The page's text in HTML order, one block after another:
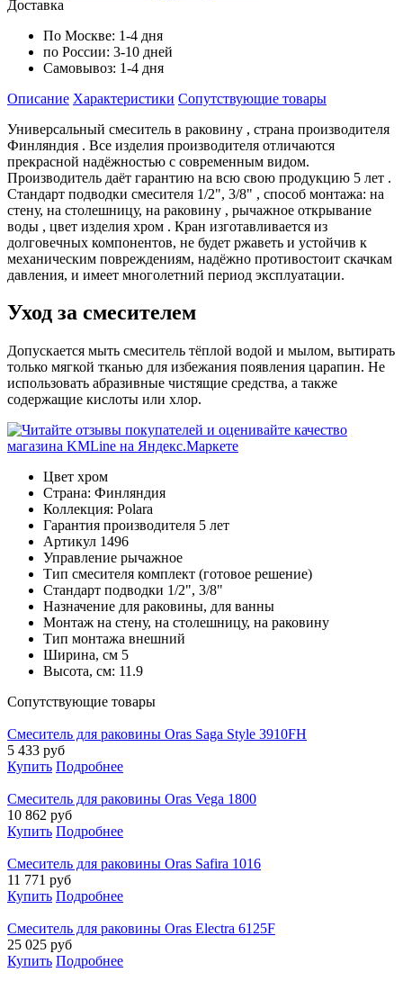
Доставка
По Москве: 1-4 дня
по России: 3-10 дней
Самовывоз: 1-4 дня
Описание Характеристики Cопутствующие товары
Универсальный смеситель в раковину , страна производителя
Финляндия . Все изделия производителя отличаются
прекрасной надёжностью с современным видом.
Производитель даёт гарантию на всю свою продукцию 5 лет .
Стандарт подводки смесителя 1/2", 3/8" , способ монтажа: на
стену, на столешницу, на раковину , рычажное открывание
воды , цвет изделия хром . Кран изготавливается из
долговечных компонентов, не будет ржаветь и устойчив к
механическим повреждениям, надёжно противостоит скачкам
давления, и имеет многолетний период эксплуатации.
Уход за смесителем
Допускается мыть смеситель тёплой водой и мылом, вытирать
только мягкой тканью для избежания появления царапин. Не
использовать абразивные чистящие средства, а также
содержащие кислоты или хлор.
Цвет хром
Страна: Финляндия
Коллекция: Polara
Гарантия производителя 5 лет
Артикул 1496
Управление рычажное
Тип смесителя комплект (готовое решение)
Стандарт подводки 1/2", 3/8"
Назначение для раковины, для ванны
Монтаж на стену, на столешницу, на раковину
Тип монтажа внешний
Ширина, см 5
Высота, см: 11.9
Cопутствующие товары
Смеситель для раковины Oras Saga Style 3910FH
5 433 руб
Купить Подробнее
Смеситель для раковины Oras Vega 1800
10 862 руб
Купить Подробнее
Смеситель для раковины Oras Safira 1016
11 771 руб
Купить Подробнее
Смеситель для раковины Oras Electra 6125F
25 025 руб
Купить Подробнее